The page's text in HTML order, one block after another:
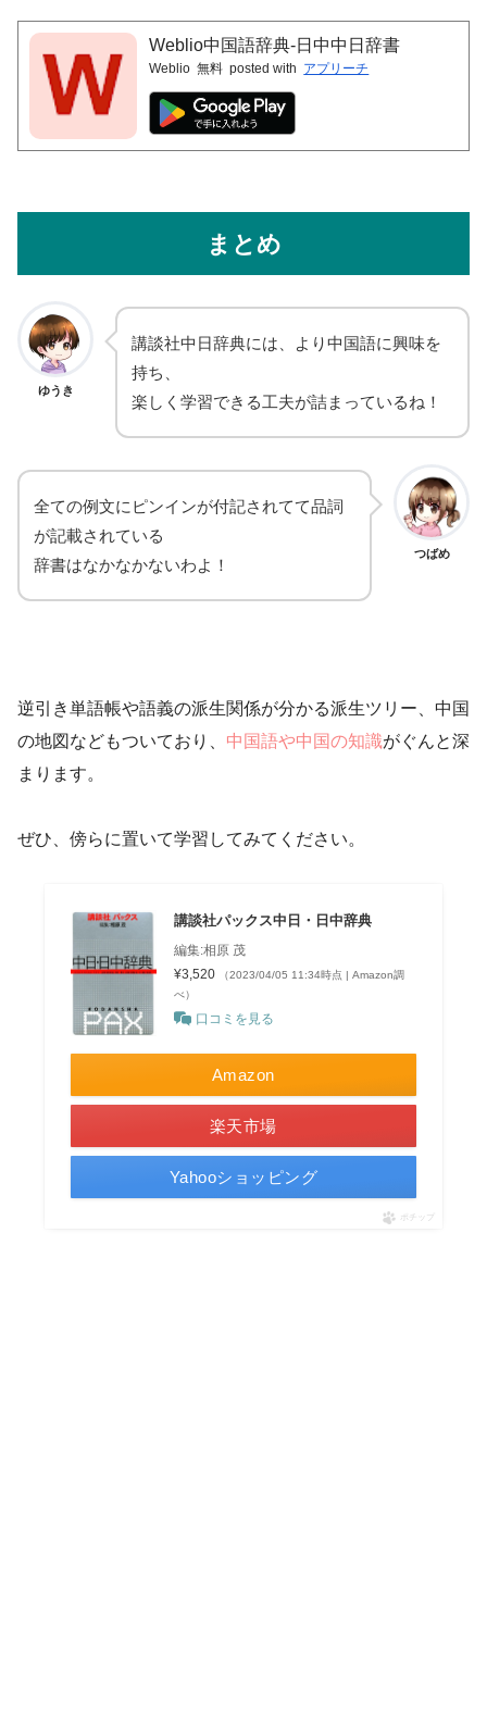
Weblio中国語辞典-日中中日辞書
Weblio 無料 posted with アプリーチ
まとめ
ゆうき
講談社中日辞典には、より中国語に興味を
持ち、
楽しく学習できる工夫が詰まっているね！
つばめ
全ての例文にピンインが付記されてて品詞
が記載されている
辞書はなかなかないわよ！
逆引き単語帳や語義の派生関係が分かる派生ツリー、中国
の地図などもついており、 中国語や中国の知識がぐんと深
まります。
ぜひ、傍らに置いて学習してみてください。
講談社パックス中日・日中辞典
編集:相原 茂
¥3,520
（2023/04/05 11:34時点 | Amazon調
べ）
口コミを見る
Amazon
楽天市場
Yahooショッピング
ポチップ